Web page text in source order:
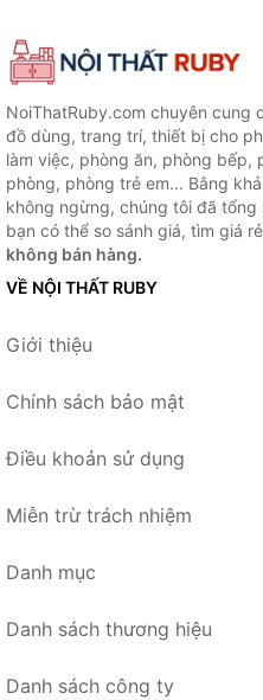
NoiThatRuby.com chuyên cung
đồ dùng, trang trí, thiết bị cho
làm việc, phòng ăn, phòng bếp,
phòng, phòng trẻ em... Bằng
không ngừng, chúng tôi đã tổng
bạn có thể so sánh giá, tìm giá
không bán hàng.
VỀ NỘI THẤT RUBY
Giới thiệu
Chính sách bảo mật
Điều khoản sử dụng
Miễn trừ trách nhiệm
Danh mục
Danh sách thương hiệu
Danh sách công ty